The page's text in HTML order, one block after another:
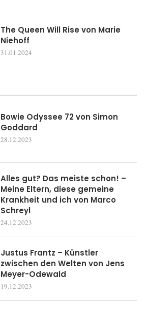
The Queen Will Rise von Marie
Niehoff
31.01.2024
Bowie Odyssee 72 von Simon
Goddard
28.12.2023
Alles gut? Das meiste schon! –
Meine Eltern, diese gemeine
Krankheit und ich von Marco
Schreyl
24.12.2023
Justus Frantz – Künstler
zwischen den Welten von Jens
Meyer-Odewald
19.12.2023